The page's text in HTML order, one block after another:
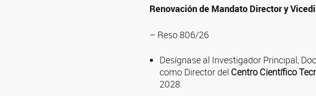
Renovación de Mandato Director y
– Reso 806/26
Desígnase al Investigador Principal,
como Director del Centro Científico
2028.